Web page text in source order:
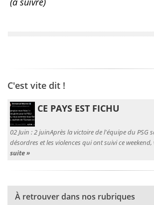
C'est vite dit !
CE PAYS EST FICHU
02 Juin :2 juinAprès la victoire de l'équipe du PSG
désordres et les violences qui ont suivi ce
suite »
À retrouver dans nos rubriques